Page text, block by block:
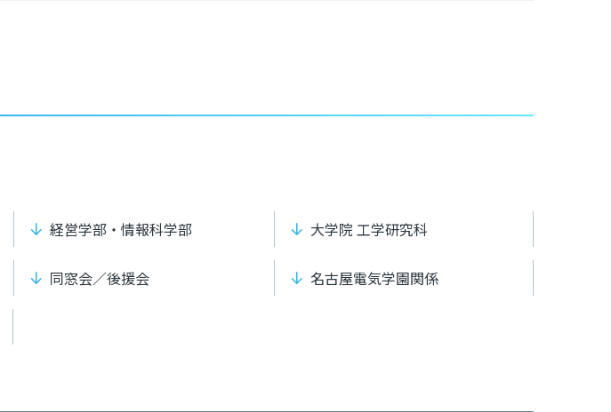
経営学部・情報科学部 大学院 工学研究科
同窓会／後援会
名古屋電気学園関係